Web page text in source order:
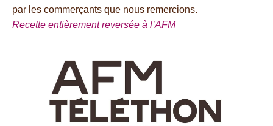
par les commerçants que nous remercions.
Recette entièrement reversée à l’AFM